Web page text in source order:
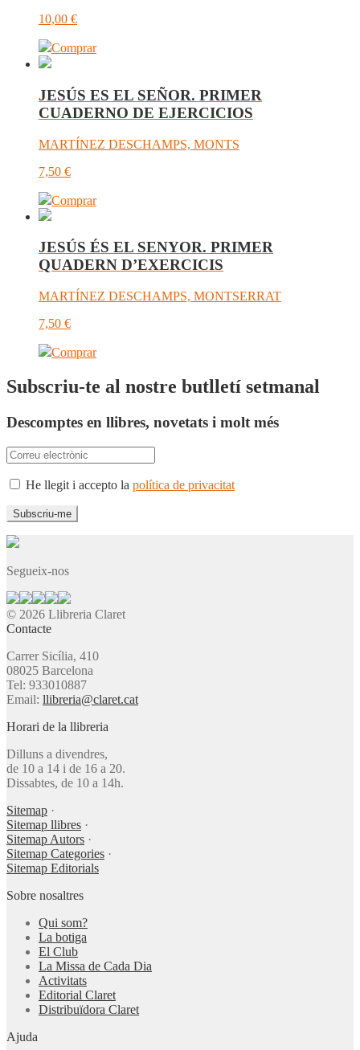
10,00 €
Comprar
JESÚS ES EL SEÑOR. PRIMER
CUADERNO DE EJERCICIOS
MARTÍNEZ DESCHAMPS, MONTS
7,50 €
Comprar
JESÚS ÉS EL SENYOR. PRIMER
QUADERN D’EXERCICIS
MARTÍNEZ DESCHAMPS, MONTSERRAT
7,50 €
Comprar
Subscriu-te al nostre butlletí setmanal
Descomptes en llibres, novetats i molt més
He llegit i accepto la política de privacitat
Segueix-nos
© 2026 Llibreria Claret
Contacte
Carrer Sicília, 410
08025 Barcelona
Tel: 933010887
Email: llibreria@claret.cat
Horari de la llibreria
Dilluns a divendres,
de 10 a 14 i de 16 a 20.
Dissabtes, de 10 a 14h.
Sitemap ·
Sitemap llibres ·
Sitemap Autors ·
Sitemap Categories ·
Sitemap Editorials
Sobre nosaltres
Qui som?
La botiga
El Club
La Missa de Cada Dia
Activitats
Editorial Claret
Distribuïdora Claret
Ajuda